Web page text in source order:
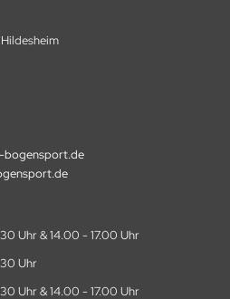
bogensport.de
Uhr & 14.00 - 17.00 Uhr
Uhr
Uhr & 14.00 - 17.00 Uhr